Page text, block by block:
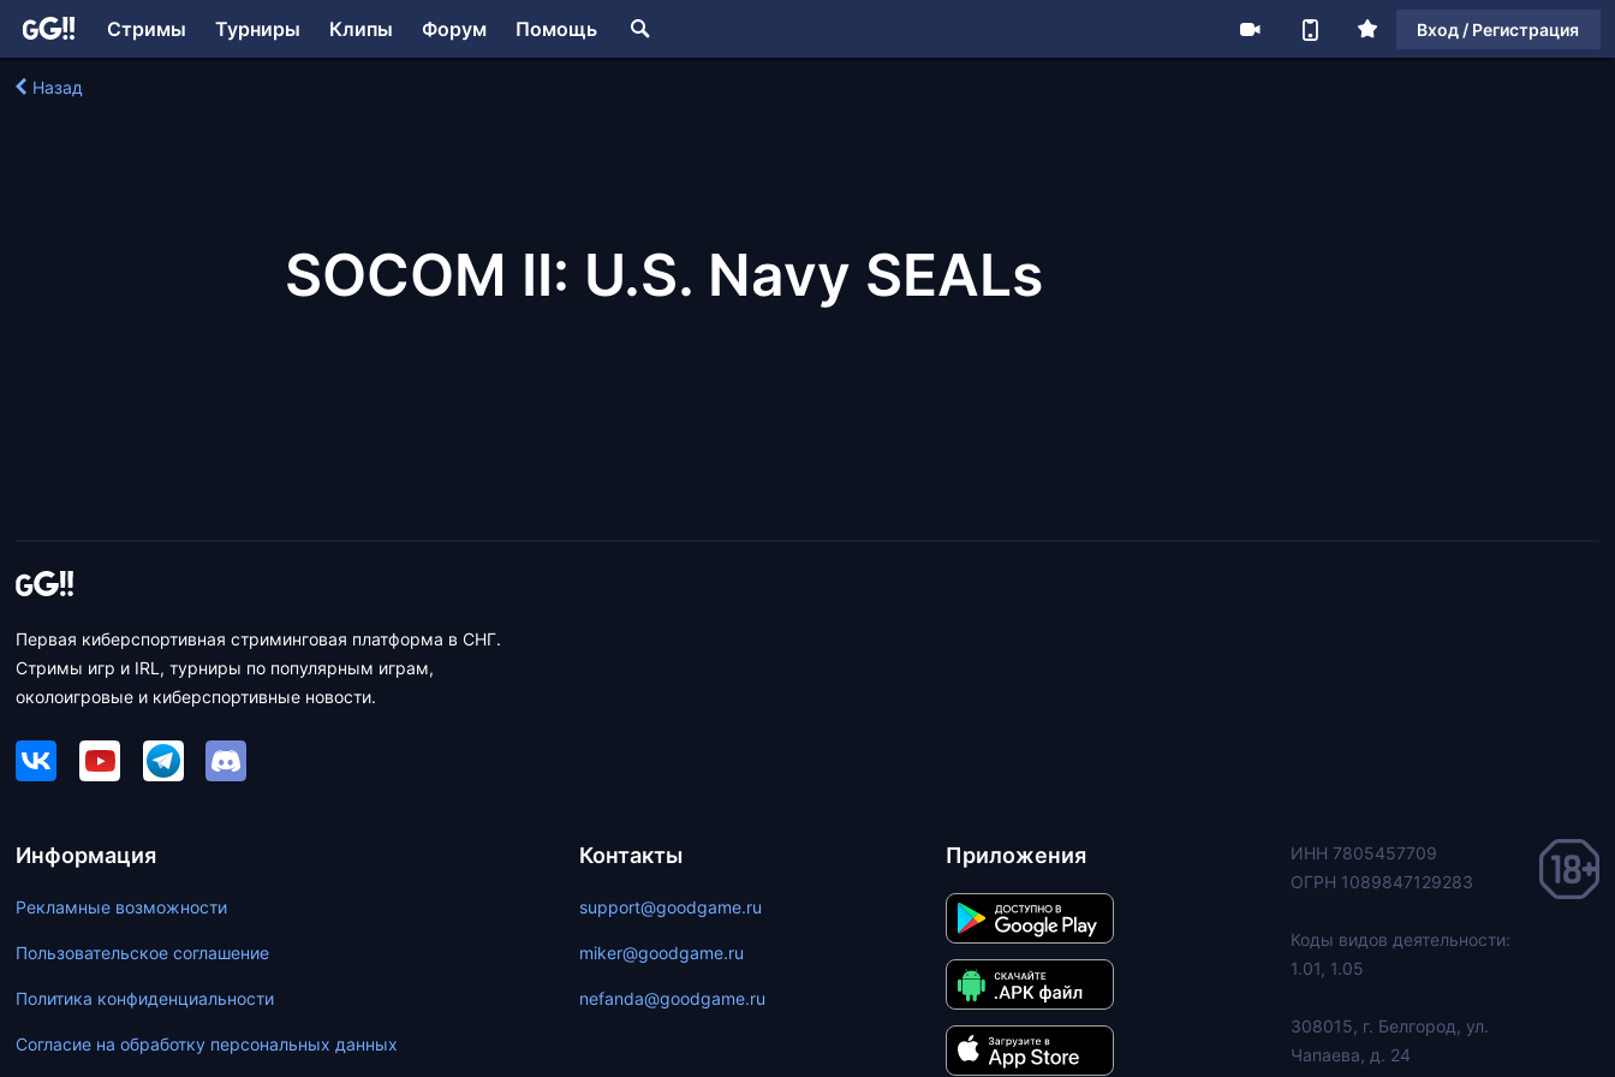
Стримы Турниры Клипы Форум Помощь Вход / Регистрация
Назад
SOCOM II: U.S. Navy SEALs
Первая киберспортивная стриминговая платформа в СНГ.
Стримы игр и IRL, турниры по популярным играм,
околоигровые и киберспортивные новости.
Информация
Рекламные возможности
Пользовательское соглашение
Политика конфиденциальности
Согласие на обработку персональных данных
Контакты
support@goodgame.ru
miker@goodgame.ru
nefanda@goodgame.ru
Приложения
ИНН 7805457709
ОГРН 1089847129283
Коды видов деятельности:
1.01, 1.05
308015, г. Белгород, ул.
Чапаева, д. 24